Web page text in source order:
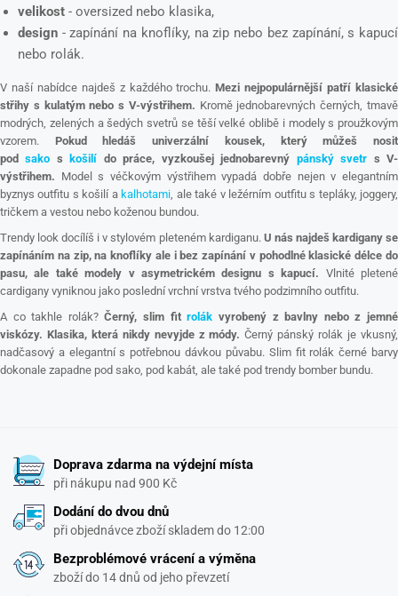
velikost - oversized nebo klasika,
design - zapínání na knoflíky, na zip nebo bez zapínání, s kapucí
nebo rolák.
V naší nabídce najdeš z každého trochu.Mezi nejpopulárnější patří klasické
střihy s kulatým nebo s V-výstřihem. Kromě jednobarevných černých, tmavě
modrých, zelených a šedých svetrů se těší velké oblibě i modely s proužkovým
vzorem. Pokud hledáš univerzální kousek, který můžeš nosit
podsako s košilí do práce, vyzkoušej jednobarevný pánský svetr s V-
výstřihem. Model s véčkovým výstřihem vypadá dobře nejen v elegantním
byznys outfitu s košilí a kalhotami , ale také v ležérním outfitu s tepláky, joggery,
tričkem a vestou nebo koženou bundou.
Trendy look docílíš i v stylovém pleteném kardiganu. U nás najdeš kardigany se
zapínáním na zip, na knoflíky ale i bez zapínání v pohodlné klasické délce do
pasu, ale také modely v asymetrickém designu s kapucí. Vlnité pletené
cardigany vyniknou jako poslední vrchní vrstva tvého podzimního outfitu.
A co takhle rolák?Černý, slim fitrolák vyrobený z bavlny nebo z jemné
viskózy. Klasika, která nikdy nevyjde z módy. Černý pánský rolák je vkusný,
nadčasový a elegantní s potřebnou dávkou půvabu. Slim fit rolák černé barvy
dokonale zapadne pod sako, pod kabát, ale také pod trendy bomber bundu.
Doprava zdarma na výdejní místa
při nákupu nad 900 Kč
Dodání do dvou dnů
při objednávce zboží skladem do 12:00
Bezproblémové vrácení a výměna
zboží do 14 dnů od jeho převzetí